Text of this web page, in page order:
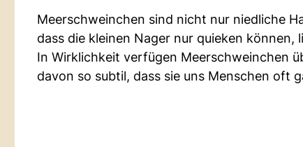
Meerschweinchen sind nicht nur niedliche
dass die kleinen Nager nur quieken können,
In Wirklichkeit verfügen Meerschweinchen
davon so subtil, dass sie uns Menschen oft